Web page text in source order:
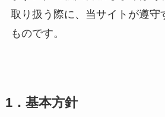
取り扱う際に、当サイトが遵守
ものです。
1．基本方針